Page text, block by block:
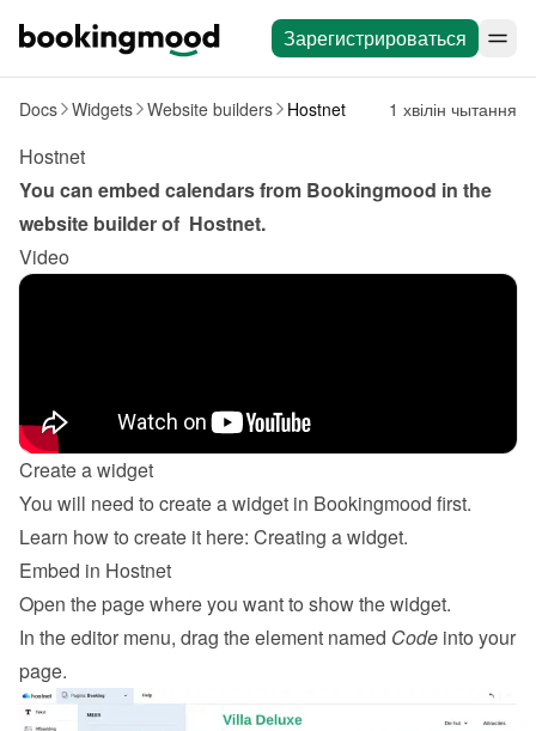
Зарегистрироваться
Docs Widgets Website builders Hostnet 1 хвілін чытання
Hostnet
You can embed calendars from Bookingmood in the
website builder of Hostnet.
Video
Create a widget
You will need to create a widget in Bookingmood first.
Learn how to create it here: Creating a widget.
Embed in Hostnet
Open the page where you want to show the widget.
In the editor menu, drag the element named Code into your
page.